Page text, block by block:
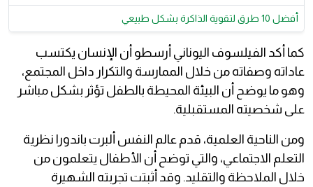
أفضل 10 طرق لتقوية الذاكرة بشكل طبيعي
كما أكد الفيلسوف اليوناني أرسطو أن الإنسان يكتسب
عاداته وصفاته من خلال الممارسة والتكرار داخل المجتمع،
وهو ما يوضح أن البيئة المحيطة بالطفل تؤثر بشكل مباشر
على شخصيته المستقبلية.
ومن الناحية العلمية، قدم عالم النفس ألبرت باندورا نظرية
التعلم الاجتماعي، والتي توضح أن الأطفال يتعلمون من
خلال الملاحظة والتقليد. وقد أثبتت تجربته الشهيرة